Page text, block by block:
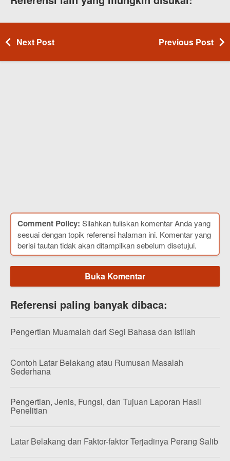
Next Post Previous Post
Comment Policy: Silahkan tuliskan komentar Anda yang
sesuai dengan topik referensi halaman ini. Komentar yang
berisi tautan tidak akan ditampilkan sebelum disetujui.
Buka Komentar
Referensi paling banyak dibaca:
Pengertian Muamalah dari Segi Bahasa dan Istilah
Contoh Latar Belakang atau Rumusan Masalah
Sederhana
Pengertian, Jenis, Fungsi, dan Tujuan Laporan Hasil
Penelitian
Latar Belakang dan Faktor-faktor Terjadinya Perang Salib